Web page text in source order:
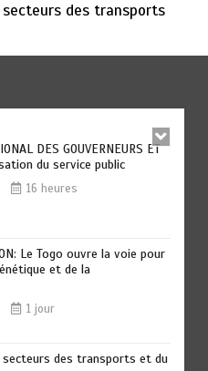
secteurs des transports
DES GOUVERNEURS ET
du service public
16 heures
Le Togo ouvre la voie pour
et de la
1 jour
secteurs des transports et du